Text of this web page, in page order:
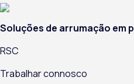
Soluções de arrumação em
RSC
Trabalhar connosco